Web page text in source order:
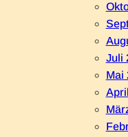
Juli
Mai